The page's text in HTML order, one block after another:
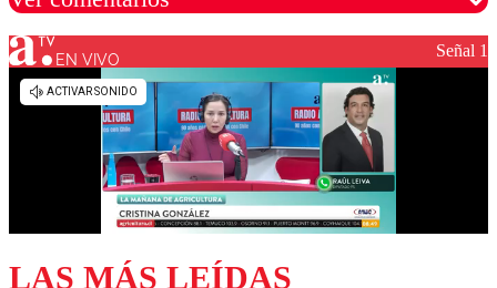
Los comentarios son moderados para garantizar un
diálogo respetuoso.
EN VIVO Señal 1
LAS MÁS LEÍDAS